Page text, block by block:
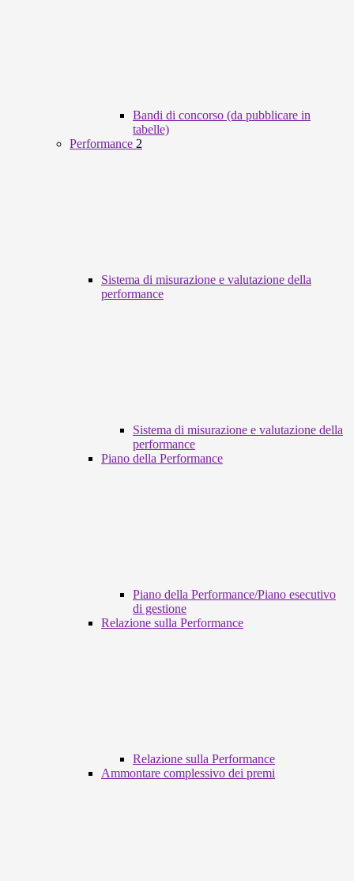
Bandi di concorso (da pubblicare in
tabelle)
Performance 2
Sistema di misurazione e valutazione della
performance
Sistema di misurazione e valutazione della
performance
Piano della Performance
Piano della Performance/Piano esecutivo
di gestione
Relazione sulla Performance
Relazione sulla Performance
Ammontare complessivo dei premi